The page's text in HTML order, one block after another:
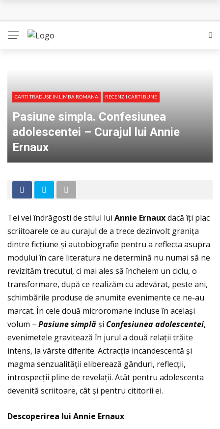
CARTI TRADUSE IN LIMBA ROMANA RECENZII CARTI BUNE
Pasiune simpla. Confesiunea
adolescentei – Curajul lui Annie
Ernaux
Tei vei îndrăgosti de stilul lui Annie Ernauxdacă îţi plac
scriitoarele ce au curajul de a trece dezinvolt graniţa
dintre ficţiune și autobiografie pentru a reflecta asupra
modului în care literatura ne determină nu numai să ne
revizităm trecutul, ci mai ales să încheiem un ciclu, o
transformare, după ce realizăm cu adevărat, peste ani,
schimbările produse de anumite evenimente ce ne-au
marcat. În cele două microromane incluse în același
volum – Pasiune simplăși Confesiunea adolescentei,
evenimetele gravitează în jurul a două relaţii trăite
intens, la vârste diferite. Actracţia incandescentă și
magma senzualităţii eliberează gânduri, reflecţii,
introspecţii pline de revelaţii. Atât pentru adolescenta
devenită scriitoare, cât și pentru cititorii ei.
Descoperirea lui Annie Ernaux